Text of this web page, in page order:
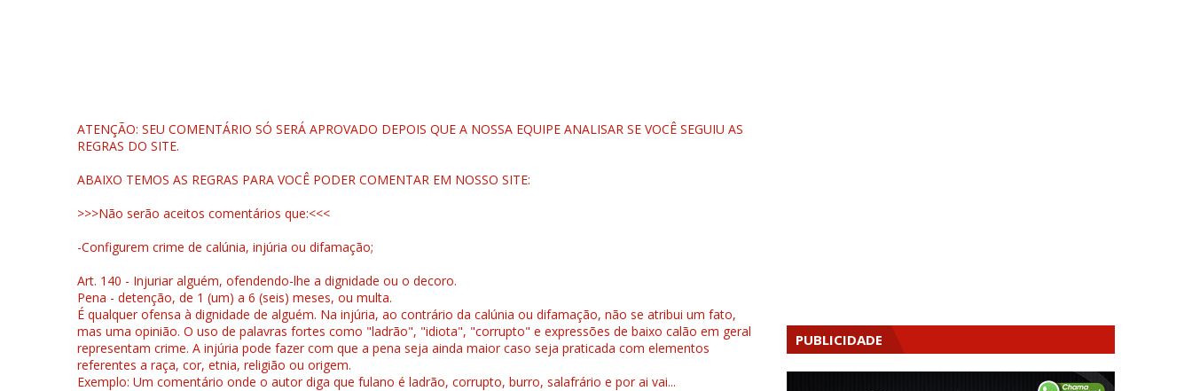
ATENÇÃO: SEU COMENTÁRIO SÓ SERÁ APROVADO DEPOIS QUE A NOSSA EQUIPE ANALISAR SE VOCÊ SEGUIU AS
REGRAS DO SITE.
ABAIXO TEMOS AS REGRAS PARA VOCÊ PODER COMENTAR EM NOSSO SITE:
>>>Não serão aceitos comentários que:<<<
-Configurem crime de calúnia, injúria ou difamação;
Art. 140 - Injuriar alguém, ofendendo-lhe a dignidade ou o decoro.
Pena - detenção, de 1 (um) a 6 (seis) meses, ou multa.
É qualquer ofensa à dignidade de alguém. Na injúria, ao contrário da calúnia ou difamação, não se atribui um fato,
mas uma opinião. O uso de palavras fortes como "ladrão", "idiota", "corrupto" e expressões de baixo calão em geral
representam crime. A injúria pode fazer com que a pena seja ainda maior caso seja praticada com elementos
referentes a raça, cor, etnia, religião ou origem.
Exemplo: Um comentário onde o autor diga que fulano é ladrão, corrupto, burro, salafrário e por ai vai...
PUBLICIDADE